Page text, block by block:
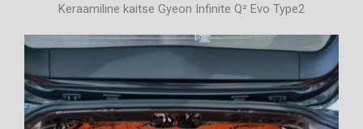
Keraamiline kaitse Gyeon Infinite Q² Evo Type2